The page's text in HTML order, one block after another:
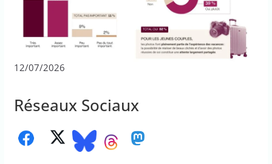
12/07/2026
Réseaux Sociaux